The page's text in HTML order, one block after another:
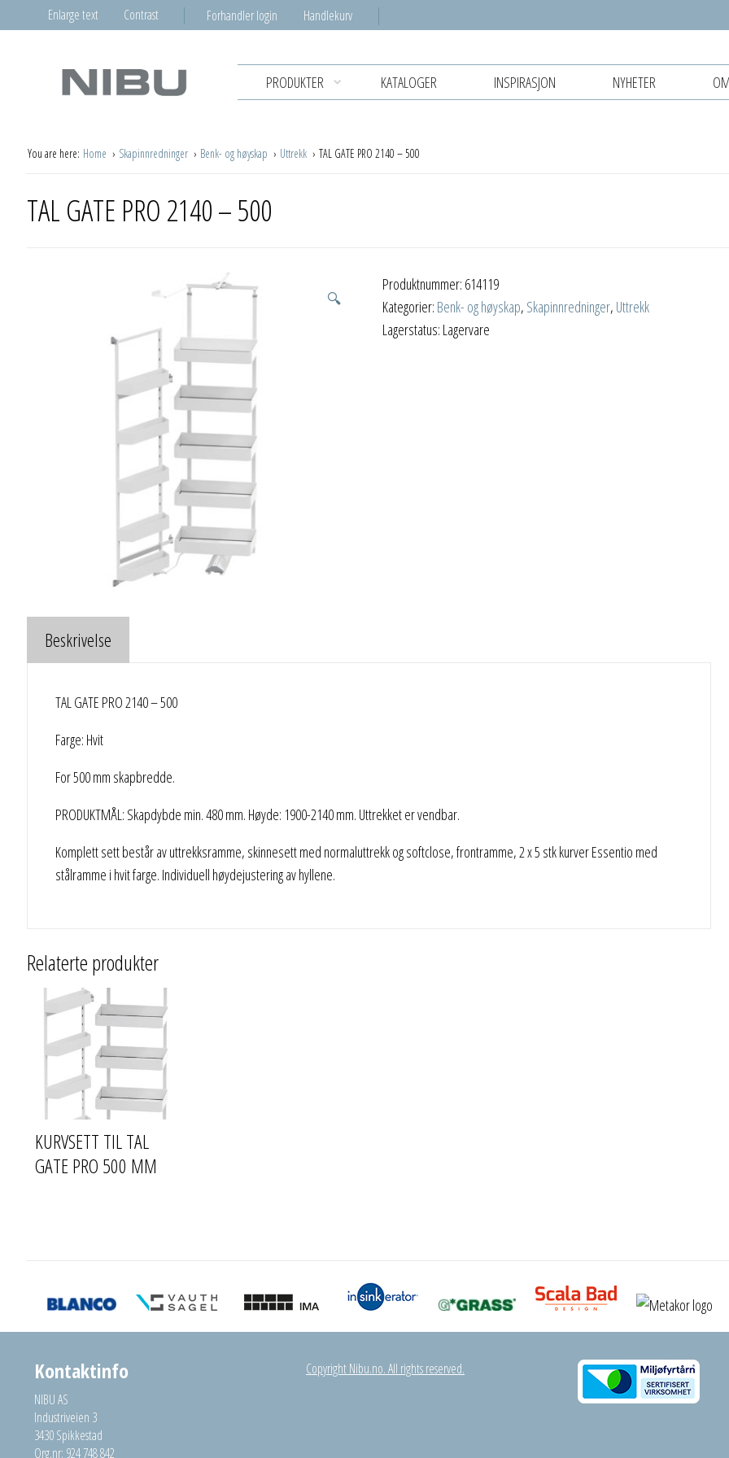
Enlarge text Contrast Forhandler login Handlekurv
PRODUKTER KATALOGER INSPIRASJON NYHETER
You are here: Home Skapinnredninger Benk- og høyskap Uttrekk TAL GATE PRO 2140 – 500
TAL GATE PRO 2140 – 500
🔍
Produktnummer: 614119
Kategorier: Benk- og høyskap, Skapinnredninger, Uttrekk
Lagerstatus: Lagervare
Beskrivelse
TAL GATE PRO 2140 – 500
Farge: Hvit
For 500 mm skapbredde.
PRODUKTMÅL: Skapdybde min. 480 mm. Høyde: 1900-2140 mm. Uttrekket er vendbar.
Komplett sett består av uttrekksramme, skinnesett med normaluttrekk og softclose, frontramme, 2 x 5 stk kurver Essentio med
stålramme i hvit farge. Individuell høydejustering av hyllene.
Relaterte produkter
KURVSETT TIL TAL
GATE PRO 500 MM
Kontaktinfo
NIBU AS
Industriveien 3
3430 Spikkestad
Org.nr: 924 748 842
Copyright Nibu.no. All rights reserved.